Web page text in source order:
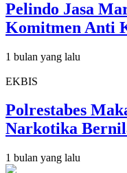
Pelindo Jasa
Komitmen Anti
1 bulan yang lalu
EKBIS
Polrestabes
Narkotika
1 bulan yang lalu